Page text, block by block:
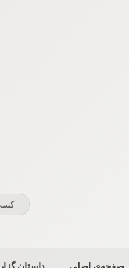
صفحه‌ی اصلی داستان